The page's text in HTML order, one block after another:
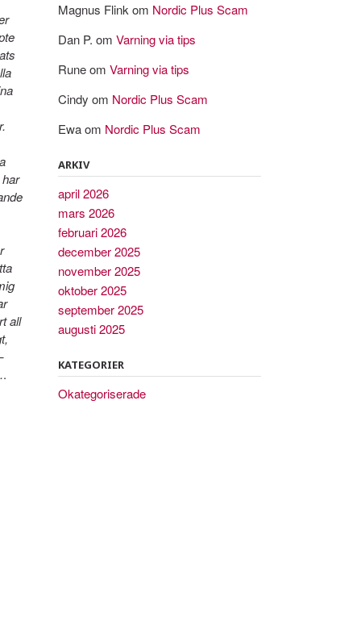
all
.
Magnus Flink om Nordic Plus Scam
Dan P. om Varning via tips
Runeom Varning via tips
Cindy om Nordic Plus Scam
Ewaom Nordic Plus Scam
ARKIV
april 2026
mars 2026
februari 2026
december 2025
november 2025
oktober 2025
september 2025
augusti 2025
KATEGORIER
Okategoriserade